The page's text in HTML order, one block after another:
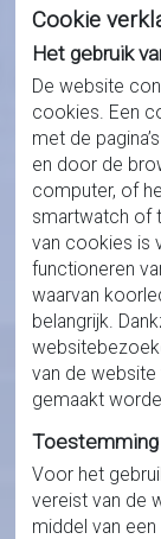
Cookie
Het gebruik
De website
cookies. Een
met de
en door de
computer, of
smartwatch of
van cookies is
functioneren
waarvan
belangrijk.
van de
gemaakt
Toestemming
Voor het
vereist van de
middel van